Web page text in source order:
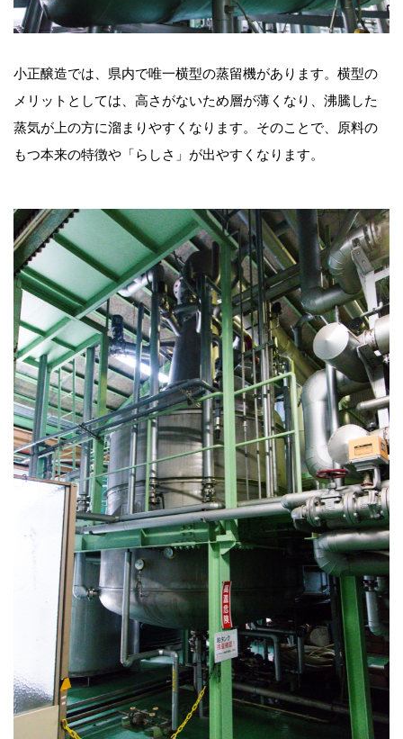
小正醸造では、県内で唯一横型の蒸留機があります。横型の
メリットとしては、高さがないため層が薄くなり、沸騰した
蒸気が上の方に溜まりやすくなります。そのことで、原料の
もつ本来の特徴や「らしさ」が出やすくなります。